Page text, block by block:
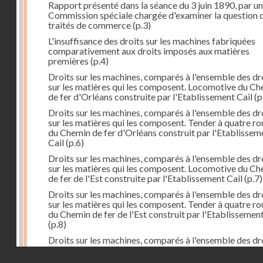
Rapport présenté dans la séance du 3 juin 1890, par
Commission spéciale chargée d'examiner la question
traités de commerce(p.3)
L'insuffisance des droits sur les machines fabriquées
comparativement aux droits imposés aux matières
premières (p.4)
Droits sur les machines, comparés à l'ensemble des
sur les matières qui les composent. Locomotive du
de fer d'Orléans construite par l'Etablissement Cail
Droits sur les machines, comparés à l'ensemble des
sur les matières qui les composent. Tender à quatre
du Chemin de fer d'Orléans construit par
Cail(p.6)
Droits sur les machines, comparés à l'ensemble des
sur les matières qui les composent. Locomotive du
de fer de l'Est construite par l'Etablissement Cail(p.7)
Droits sur les machines, comparés à l'ensemble des
sur les matières qui les composent. Tender à quatre
du Chemin de fer de l'Est construit par
(p.8)
Droits sur les machines, comparés à l'ensemble des
sur les matières qui les composent. Machine demi-